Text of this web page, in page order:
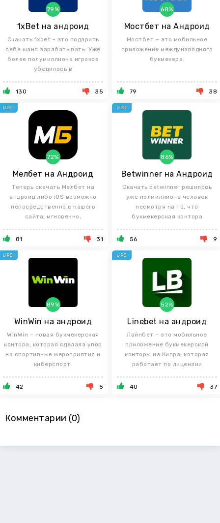
1xBet на андроид
79%
Скачать 1xbet – это подарить
себе шанс зарабатывать. Уже
более полумиллиона игроков
убедилось в
130 35
Мостбет на Андроид
68%
Мостбет – это мобильное
приложение международного
букмекера.
79 38
Мелбет на Андроид
72%
Теперь скачать Мелбет на
андроид либо iOS возможно
непосредственно с нашего
сайта, мгновенно,
81 31
UPD
Betwinner на Андроид
86%
Скачать betwinner решилось
уже полмиллиона человек
несмотря на то, что
букмекерская контора
56 9
UPD
WinWin на андроид
89%
WinWin – новая букмекерская
контора, которая сделала упор
на спортивные мероприятия и
киберспорт.
42 5
UPD
Linebet на андроид
52%
Лайнбет – это мобильное
приложение букмекерской
конторы из Кипра, которая
работает по лицензии
40 37
UPD
Комментарии (0)